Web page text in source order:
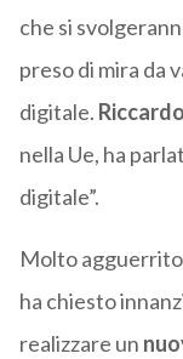
che si
preso di mira da
digitale.
nella Ue, ha
digitale”.
Molto agguerrito
ha chiesto
realizzare un